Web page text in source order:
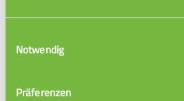
Notwendig
Präferenzen